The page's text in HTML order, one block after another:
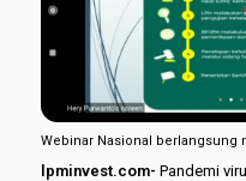
Webinar Nasional
lpminvest.com- Pandemi